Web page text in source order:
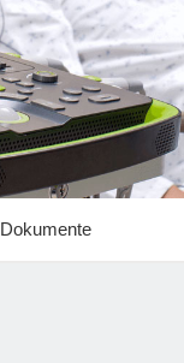
Dokumente